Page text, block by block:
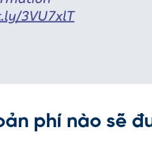
phí nào sẽ